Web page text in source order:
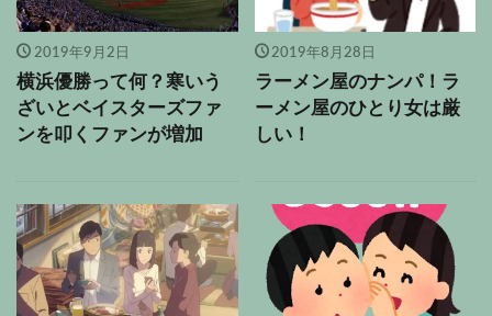
2019年9月2日
横浜優勝って何？寒いう
ざいとベイスターズファ
ンを叩くファンが増加
2019年8月28日
ラーメン屋のナンパ！ラ
ーメン屋のひとり女は厳
しい！